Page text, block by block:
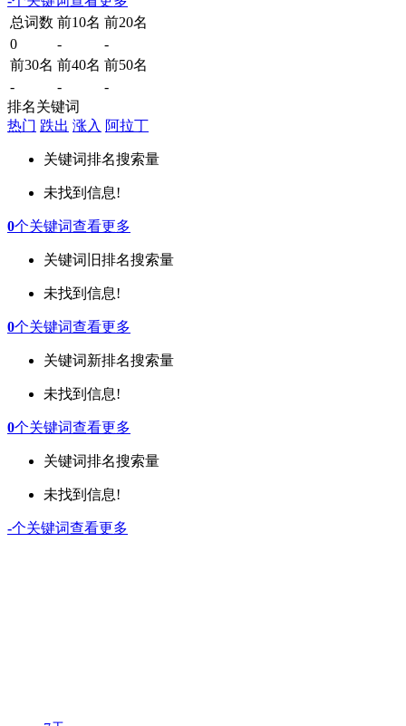
总词数 前10名 前20名
0
-
-
前30名 前40名 前50名
-
-
-
排名关键词
热门 跌出 涨入 阿拉丁
关键词排名搜索量
未找到信息!
0个关键词查看更多
关键词 旧排名搜索量
未找到信息!
0个关键词查看更多
关键词新排名搜索量
未找到信息!
0个关键词查看更多
关键词排名搜索量
未找到信息!
-个关键词查看更多